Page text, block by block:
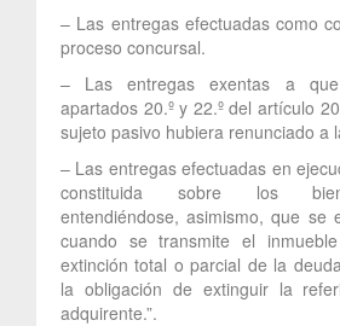
– Las entregas efectuadas como
proceso concursal.
– Las entregas exentas a
apartados 20.º y 22.º del artículo
sujeto pasivo hubiera renunciado a
– Las entregas efectuadas en
constituida sobre los
entendiéndose, asimismo, que se
cuando se transmite el
extinción total o parcial de la
la obligación de extinguir la
adquirente.”.